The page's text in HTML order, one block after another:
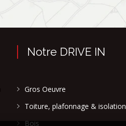
Notre DRIVE IN
Gros Oeuvre
Toiture, plafonnage & isolation
Bois